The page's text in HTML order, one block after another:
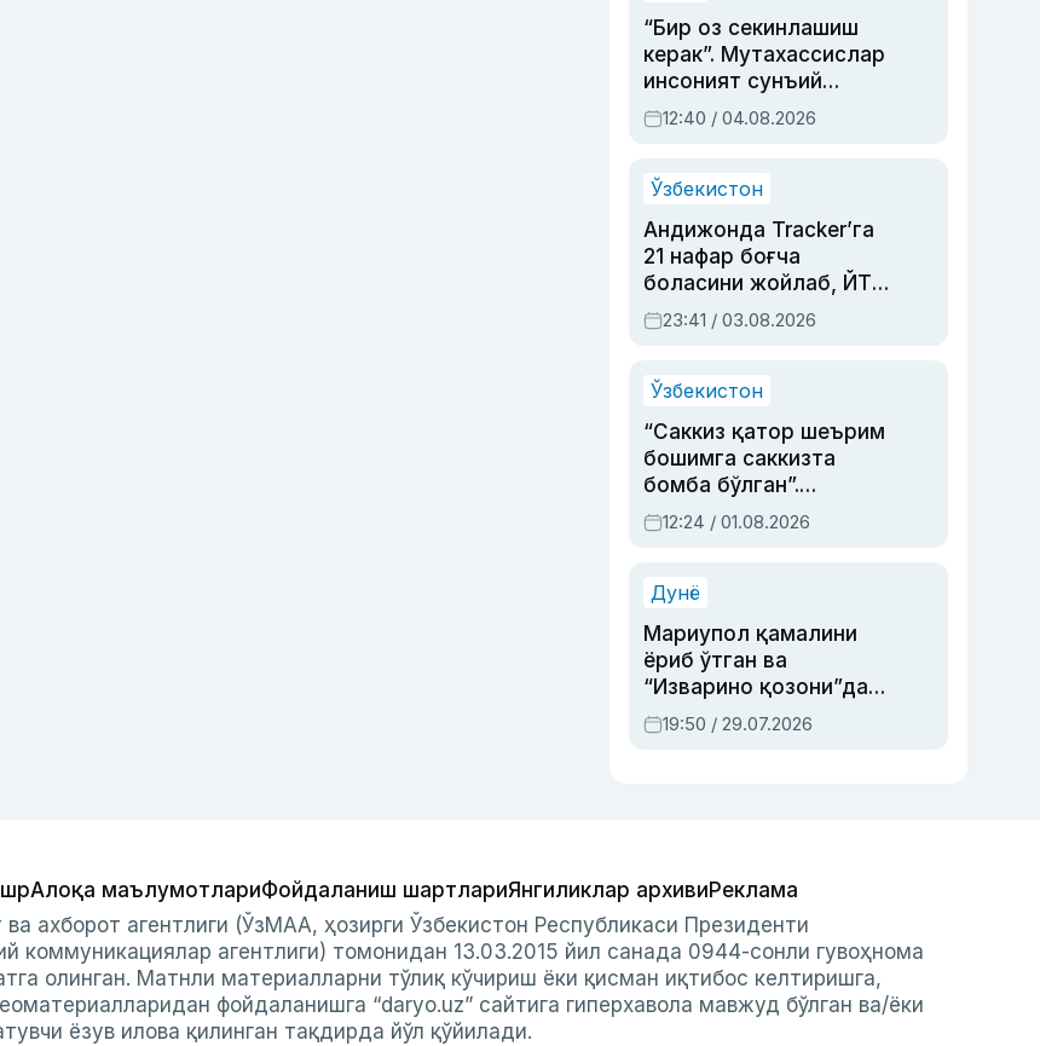
“Бир оз секинлашиш
керак”. Мутахассислар
инсоният сунъий
интеллектни бошқара
олмай қолишидан
12:40 / 04.08.2026
Ўзбекистон
Андижонда Tracker’га
21 нафар боғча
боласини жойлаб, ЙТҲ
содир этган аёлга суд
ҳукми ўқилди
23:41 / 03.08.2026
Ўзбекистон
“Саккиз қатор шеърим
бошимга саккизта
бомба бўлган”.
Абдулла Ориповни
сиёсий айбловлардан
12:24 / 01.08.2026
Дунё
Мариупол қамалини
ёриб ўтган ва
“Изварино қозони”дан
чиққан қаҳрамон —
Украина армияси бош
19:50 / 29.07.2026
Алоқа маълумотлариФойдаланиш шартлариЯнгиликлар архивиРеклама
ахборот агентлиги (ЎзМАА, ҳозирги Ўзбекистон Республикаси Президенти
коммуникациялар агентлиги) томонидан 13.03.2015 йил санада 0944-сонли гувоҳнома
олинган. Матнли материалларни тўлиқ кўчириш ёки қисман иқтибос келтиришга,
фойдаланишга “daryo.uz” сайтига гиперхавола мавжуд бўлган ва/ёки
ёзув илова қилинган тақдирда йўл қўйилади.